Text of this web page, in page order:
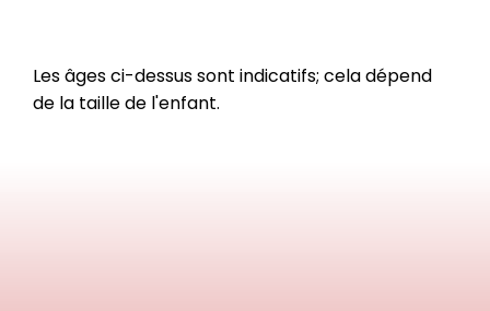
Les âges ci-dessus sont indicatifs; cela dépend
de la taille de l'enfant.